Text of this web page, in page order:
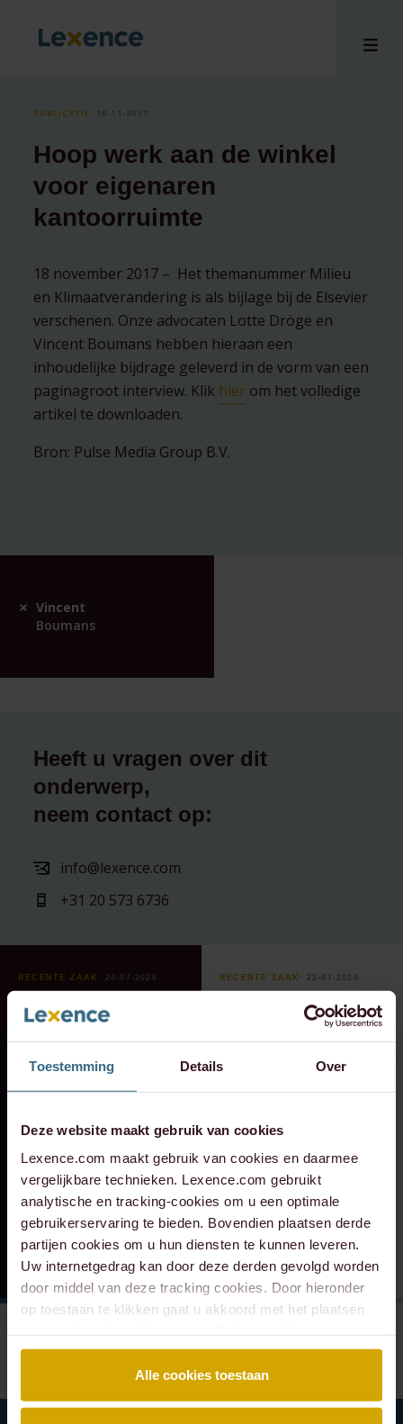
Toestemming Details Over
Deze website maakt gebruik van cookies
Lexence.com maakt gebruik van cookies en daarmee
vergelijkbare technieken. Lexence.com gebruikt
analytische en tracking-cookies om u een optimale
gebruikerservaring te bieden. Bovendien plaatsen derde
partijen cookies om u hun diensten te kunnen leveren.
Uw internetgedrag kan door deze derden gevolgd worden
door middel van deze tracking cookies. Door hieronder
op toestaan te klikken gaat u akkoord met het plaatsen
Alle cookies toestaan
PUBLICATIE⸱ 18-11-2017
Hoop werk aan de winkel
voor eigenaren
kantoorruimte
18 november 2017 – Het themanummer Milieu
en Klimaatverandering is als bijlage bij de Elsevier
verschenen. Onze advocaten Lotte Dröge en
Vincent Boumans hebben hieraan een
inhoudelijke bijdrage geleverd in de vorm van een
paginagroot interview. Klik hier om het volledige
artikel te downloaden.
Bron: Pulse Media Group B.V.
Vincent
Boumans
Heeft u vragen over dit
onderwerp,
neem contact op:
info@lexence.com
+31 20 573 6736
RECENTE ZAAK ⸱ 24-07-2026
Lexence heeft
Caddenz
overname van
Holland.
RECENTE ZAAK ⸱ 22-07-2026
Lexence heeft
Sandee Groen
toetreding van
aandeelhouder